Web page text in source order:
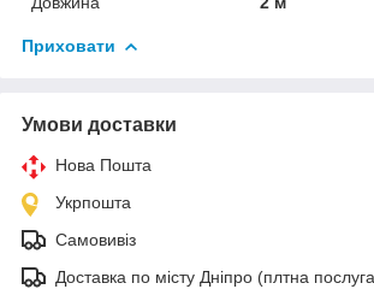
Приховати
Умови доставки
Нова Пошта
Укрпошта
Самовивіз
Доставка по місту Дніпро (плтна